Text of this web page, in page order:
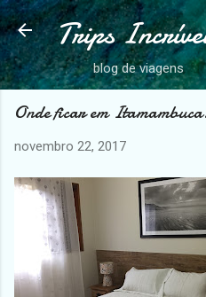
Pular para o
Trips
blog de viagens
Onde ficar em
novembro 22, 2017